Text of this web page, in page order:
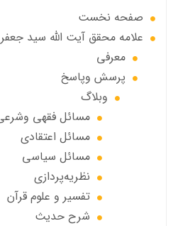
صفحه نخست
علامه محقق آیت الله سید
معرفی
پرسش وپاسخ
وبلاگ
مسائل فقهي
مسائل اعتقادی
مسائل سياسي
نظریه‌پردازی
تفسیر و علوم قرآن
شرح حديث